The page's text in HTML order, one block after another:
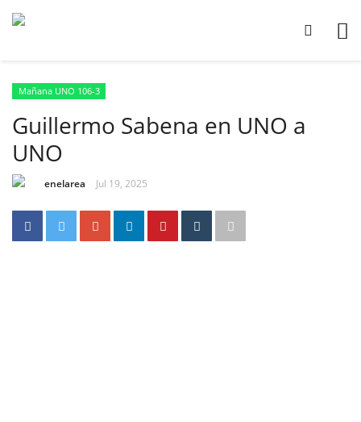
Mañana UNO 106-3
Guillermo Sabena en UNO a
UNO
enelarea Jul 19, 2025